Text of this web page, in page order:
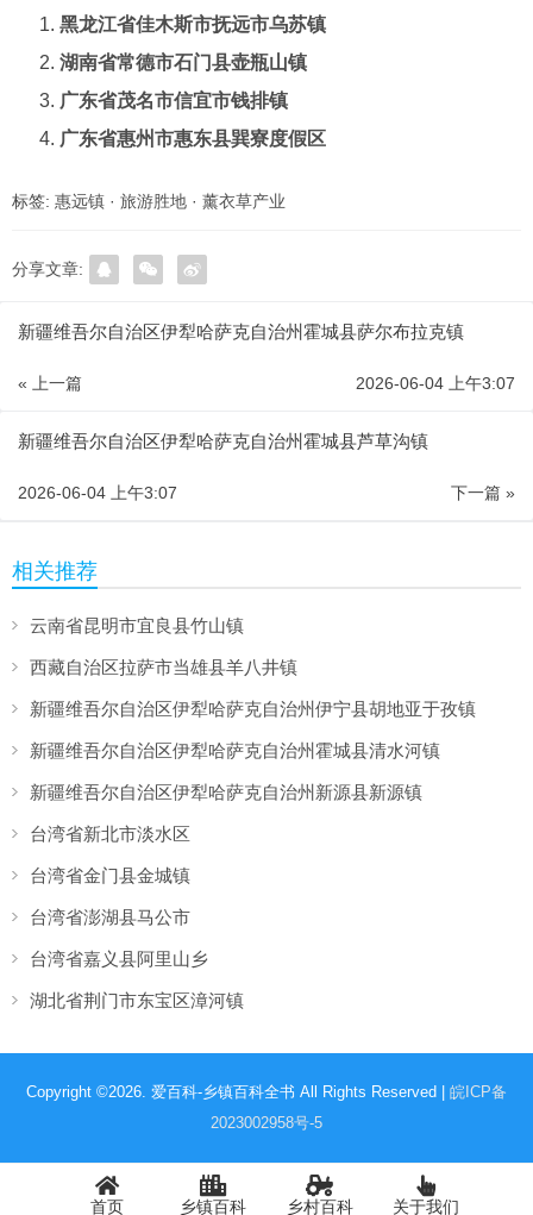
黑龙江省佳木斯市抚远市乌苏镇
湖南省常德市石门县壶瓶山镇
广东省茂名市信宜市钱排镇
广东省惠州市惠东县巽寮度假区
标签: 惠远镇 · 旅游胜地 · 薰衣草产业
分享文章:
新疆维吾尔自治区伊犁哈萨克自治州霍城县萨尔布拉克镇
« 上一篇 2026-06-04 上午3:07
新疆维吾尔自治区伊犁哈萨克自治州霍城县芦草沟镇
下一篇 »
2026-06-04 上午3:07
相关推荐
云南省昆明市宜良县竹山镇
西藏自治区拉萨市当雄县羊八井镇
新疆维吾尔自治区伊犁哈萨克自治州伊宁县胡地亚于孜镇
新疆维吾尔自治区伊犁哈萨克自治州霍城县清水河镇
新疆维吾尔自治区伊犁哈萨克自治州新源县新源镇
台湾省新北市淡水区
台湾省金门县金城镇
台湾省澎湖县马公市
台湾省嘉义县阿里山乡
湖北省荆门市东宝区漳河镇
Copyright ©2026. 爱百科-乡镇百科全书 All Rights Reserved | 皖ICP备
2023002958号-5
首页 乡镇百科 乡村百科 关于我们